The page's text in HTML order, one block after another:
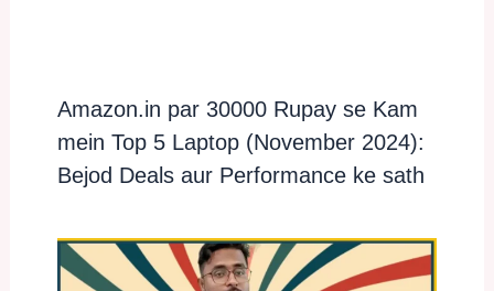
Amazon.in par 30000 Rupay se Kam
mein Top 5 Laptop (November 2024):
Bejod Deals aur Performance ke sath